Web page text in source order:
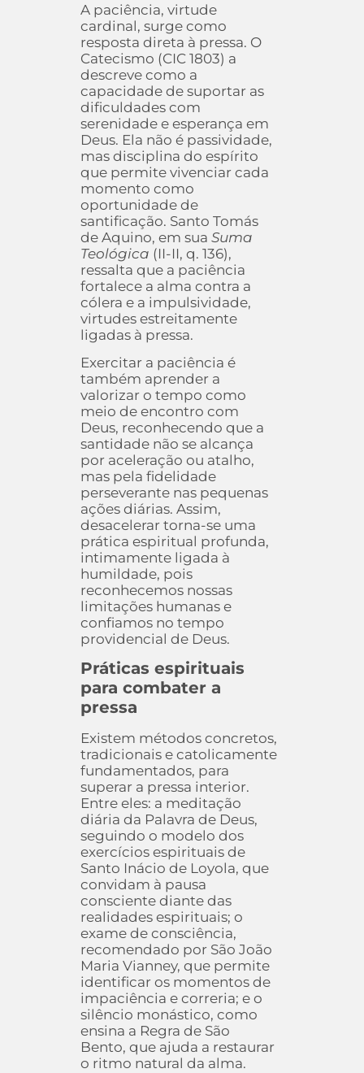
A paciência, virtude
cardinal, surge como
resposta direta à pressa. O
Catecismo (CIC 1803) a
descreve como a
capacidade de suportar as
dificuldades com
serenidade e esperança em
Deus. Ela não é passividade,
mas disciplina do espírito
que permite vivenciar cada
momento como
oportunidade de
santificação. Santo Tomás
de Aquino, em sua Suma
Teológica (II-II, q. 136),
ressalta que a paciência
fortalece a alma contra a
cólera e a impulsividade,
virtudes estreitamente
ligadas à pressa.
Exercitar a paciência é
também aprender a
valorizar o tempo como
meio de encontro com
Deus, reconhecendo que a
santidade não se alcança
por aceleração ou atalho,
mas pela fidelidade
perseverante nas pequenas
ações diárias. Assim,
desacelerar torna-se uma
prática espiritual profunda,
intimamente ligada à
humildade, pois
reconhecemos nossas
limitações humanas e
confiamos no tempo
providencial de Deus.
Práticas espirituais
para combater a
pressa
Existem métodos concretos,
tradicionais e catolicamente
fundamentados, para
superar a pressa interior.
Entre eles: a meditação
diária da Palavra de Deus,
seguindo o modelo dos
exercícios espirituais de
Santo Inácio de Loyola, que
convidam à pausa
consciente diante das
realidades espirituais; o
exame de consciência,
recomendado por São João
Maria Vianney, que permite
identificar os momentos de
impaciência e correria; e o
silêncio monástico, como
ensina a Regra de São
Bento, que ajuda a restaurar
o ritmo natural da alma.